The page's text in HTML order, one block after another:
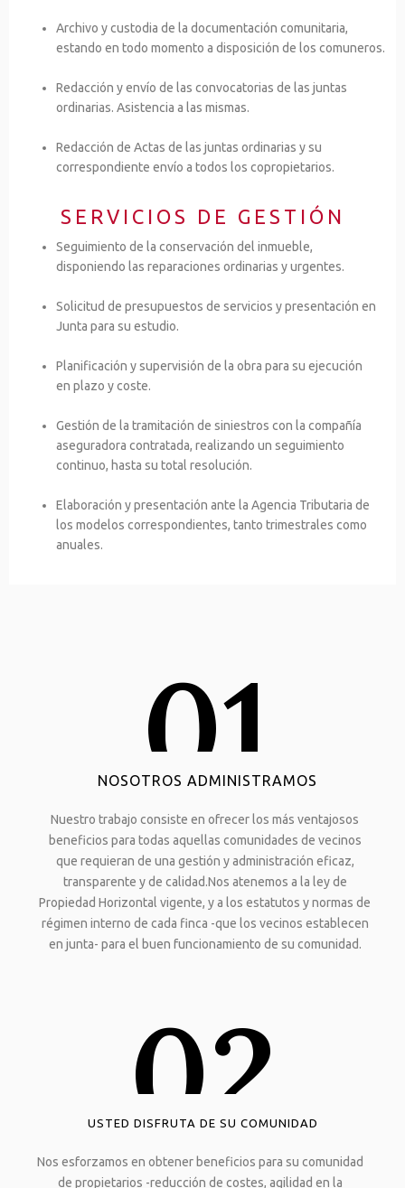
Archivo y custodia de la documentación comunitaria,
estando en todo momento a disposición de los comuneros.
Redacción y envío de las convocatorias de las juntas
ordinarias. Asistencia a las mismas.
Redacción de Actas de las juntas ordinarias y su
correspondiente envío a todos los copropietarios.
SERVICIOS DE GESTIÓN
Seguimiento de la conservación del inmueble,
disponiendo las reparaciones ordinarias y urgentes.
Solicitud de presupuestos de servicios y presentación en
Junta para su estudio.
Planificación y supervisión de la obra para su ejecución
en plazo y coste.
Gestión de la tramitación de siniestros con la compañía
aseguradora contratada, realizando un seguimiento
continuo, hasta su total resolución.
Elaboración y presentación ante la Agencia Tributaria de
los modelos correspondientes, tanto trimestrales como
anuales.
01
NOSOTROS ADMINISTRAMOS
Nuestro trabajo consiste en ofrecer los más ventajosos
beneficios para todas aquellas comunidades de vecinos
que requieran de una gestión y administración eficaz,
transparente y de calidad.Nos atenemos a la ley de
Propiedad Horizontal vigente, y a los estatutos y normas de
régimen interno de cada finca -que los vecinos establecen
en junta- para el buen funcionamiento de su comunidad.
02
USTED DISFRUTA DE SU COMUNIDAD
Nos esforzamos en obtener beneficios para su comunidad
de propietarios -reducción de costes, agilidad en la